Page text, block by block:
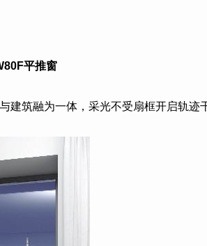
平推窗
建筑融为一体，采光不受扇框开启轨迹